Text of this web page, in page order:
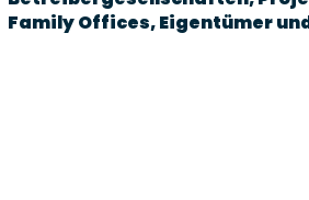
Family Offices, Eigentümer